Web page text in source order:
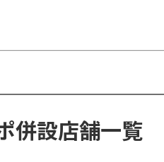
併設店舗一覧